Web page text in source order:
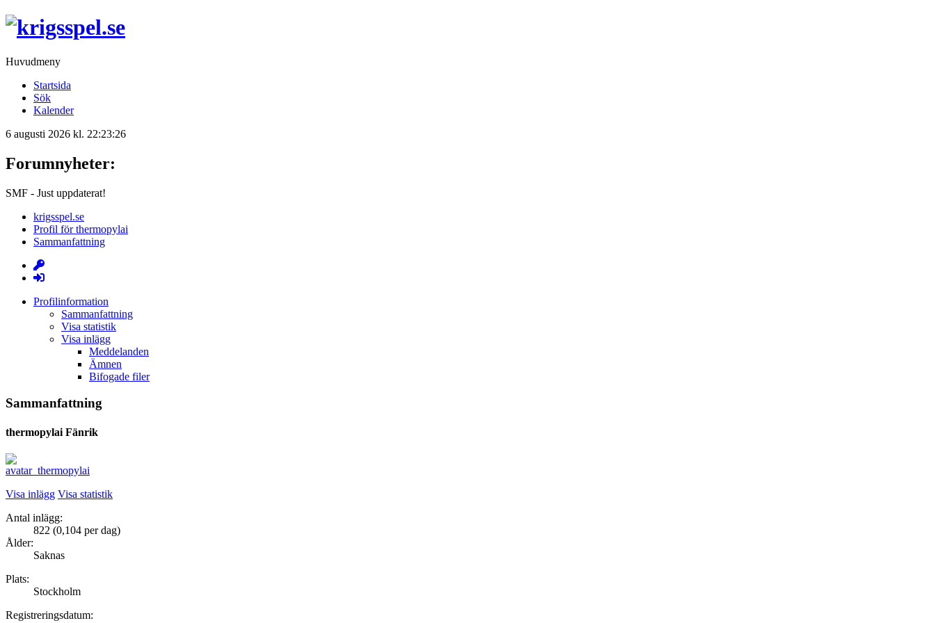
Huvudmeny
Startsida
Sök
Kalender
6 augusti 2026 kl. 22:23:26
Forumnyheter:
SMF - Just uppdaterat!
krigsspel.se
Profil för thermopylai
Sammanfattning
Profilinformation
Sammanfattning
Visa statistik
Visa inlägg
Meddelanden
Ämnen
Bifogade filer
Sammanfattning
thermopylai Fänrik
Visa inlägg Visa statistik
Antal inlägg:
822 (0,104 per dag)
Ålder:
Saknas
Plats:
Stockholm
Registreringsdatum: